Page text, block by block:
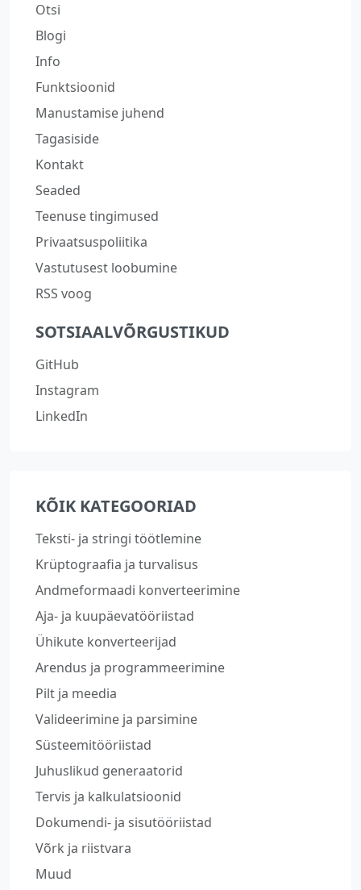
Otsi
Blogi
Info
Funktsioonid
Manustamise juhend
Tagasiside
Kontakt
Seaded
Teenuse tingimused
Privaatsuspoliitika
Vastutusest loobumine
RSS voog
SOTSIAALVÕRGUSTIKUD
GitHub
Instagram
LinkedIn
KÕIK KATEGOORIAD
Teksti- ja stringi töötlemine
Krüptograafia ja turvalisus
Andmeformaadi konverteerimine
Aja- ja kuupäevatööriistad
Ühikute konverteerijad
Arendus ja programmeerimine
Pilt ja meedia
Valideerimine ja parsimine
Süsteemitööriistad
Juhuslikud generaatorid
Tervis ja kalkulatsioonid
Dokumendi- ja sisutööriistad
Võrk ja riistvara
Muud